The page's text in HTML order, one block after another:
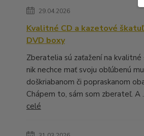
29.04.2026
Kvalitné CD a kazetové
DVD boxy
Zberatelia sú zaťažení na kvalitné
nik nechce mať svoju obľúbenú
doškriabanom či popraskanom
Chápem to, sám som zberateľ. A
celé